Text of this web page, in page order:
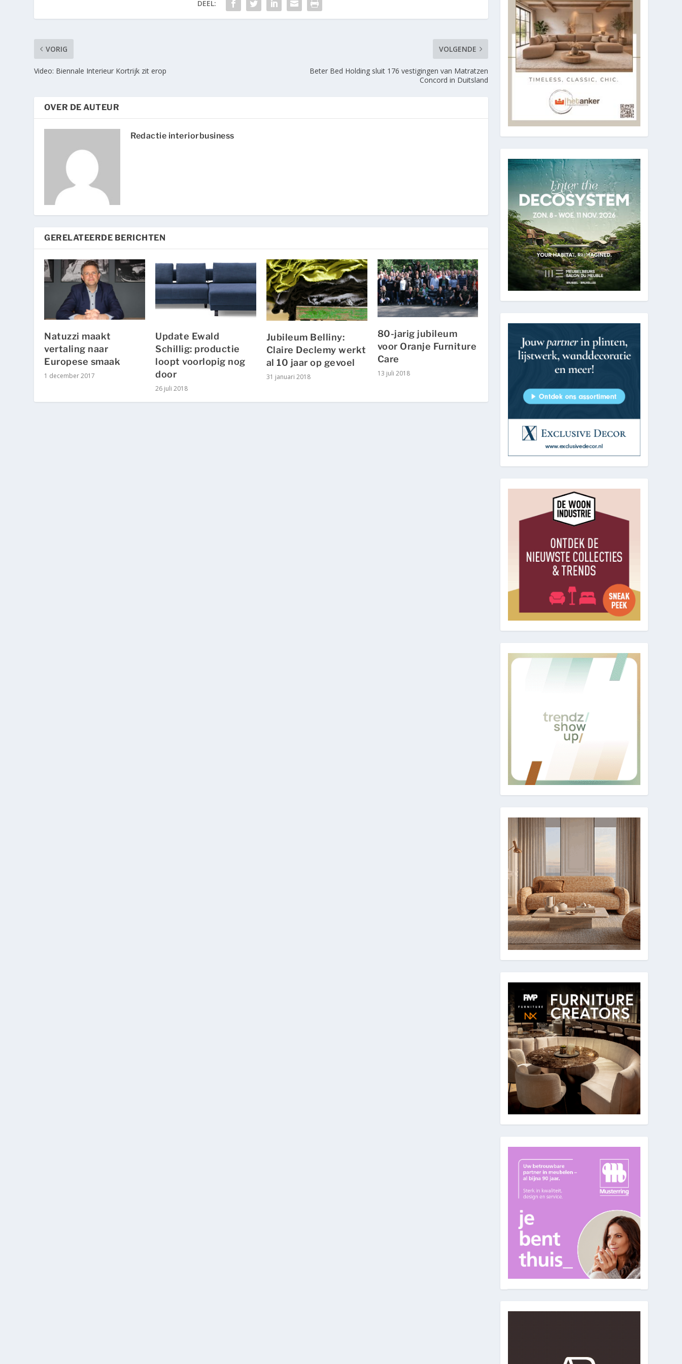
DEEL:
VORIG
Video: Biennale Interieur Kortrijk zit erop
VOLGENDE
Beter Bed Holding sluit 176 vestigingen van Matratzen
Concord in Duitsland
OVER DE AUTEUR
Redactie interiorbusiness
GERELATEERDE BERICHTEN
Natuzzi maakt
vertaling naar
Europese smaak
1 december 2017
Update Ewald
Schillig: productie
loopt voorlopig nog
door
26 juli 2018
Jubileum Belliny:
Claire Declemy werkt
al 10 jaar op gevoel
31 januari 2018
80-jarig jubileum
voor Oranje Furniture
Care
13 juli 2018